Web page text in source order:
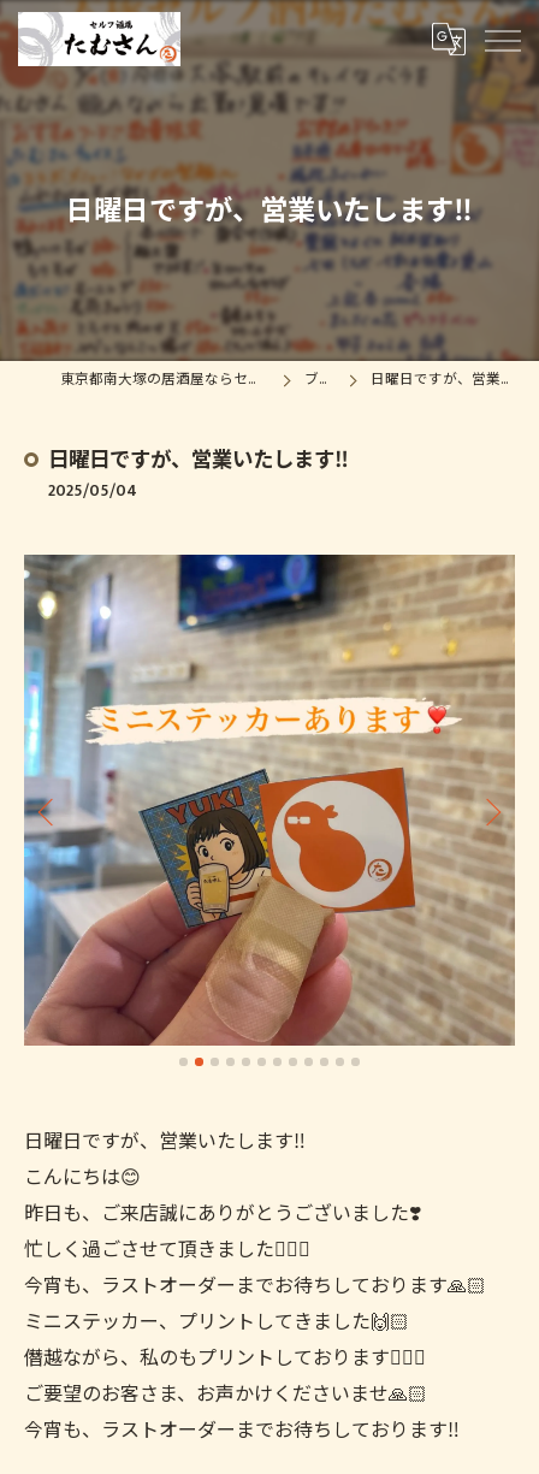
日曜日ですが、営業いたします‼️
東京都南大塚の居酒屋ならセルフ酒場たむさん ブログ 日曜日ですが、営業いたします‼️
日曜日ですが、営業いたします‼️
2025/05/04
日曜日ですが、営業いたします‼️
こんにちは😊
昨日も、ご来店誠にありがとうございました❣️
忙しく過ごさせて頂きました🙇🏻‍♀️
今宵も、ラストオーダーまでお待ちしております🙏🏻
ミニステッカー、プリントしてきました🙌🏻
僭越ながら、私のもプリントしております🙇🏻‍♀️
ご要望のお客さま、お声かけくださいませ🙏🏻
今宵も、ラストオーダーまでお待ちしております‼️